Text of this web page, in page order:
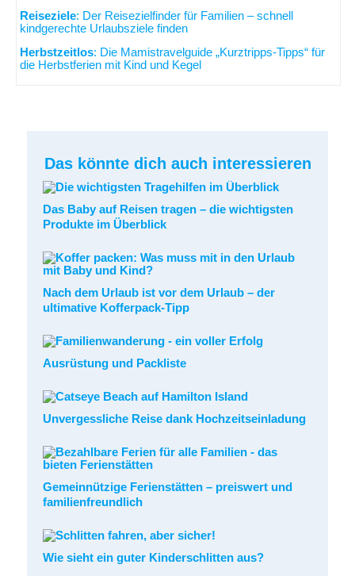
Reiseziele: Der Reisezielfinder für Familien – schnell
kindgerechte Urlaubsziele finden
Herbstzeitlos: Die Mamistravelguide „Kurztripps-Tipps“ für
die Herbstferien mit Kind und Kegel
Das könnte dich auch interessieren
Das Baby auf Reisen tragen – die wichtigsten
Produkte im Überblick
Nach dem Urlaub ist vor dem Urlaub – der
ultimative Kofferpack-Tipp
Ausrüstung und Packliste
Unvergessliche Reise dank Hochzeitseinladung
Gemeinnützige Ferienstätten – preiswert und
familienfreundlich
Wie sieht ein guter Kinderschlitten aus?